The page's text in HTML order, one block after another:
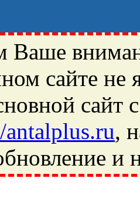
Ваше
сайте не
сайт
,
и